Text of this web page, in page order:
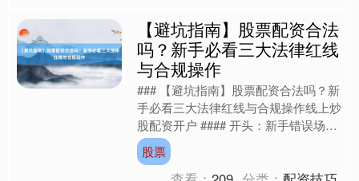
【避坑指南】股票配资合法
吗？新手必看三大法律红线
与合规操作
### 【避坑指南】股票配资合法吗？新
手必看三大法律红线与合规操作线上炒
股配资开户 #### 开头：新手错误场景
张先生是一位刚入市的新股民，看到某
配资平台宣传....
股票